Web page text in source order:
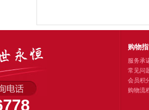
购物
服务承
常见问
会员积
购物流